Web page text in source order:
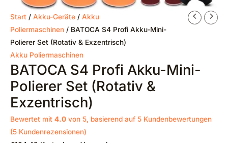
Start / Akku-Geräte / Akku
Poliermaschinen / BATOCA S4 Profi Akku-Mini-
Polierer Set (Rotativ & Exzentrisch)
Akku Poliermaschinen
BATOCA S4 Profi Akku-Mini-
Polierer Set (Rotativ &
Exzentrisch)
Bewertet mit 4.0 von 5, basierend auf 5 Kundenbewertungen
(5 Kundenrezensionen)